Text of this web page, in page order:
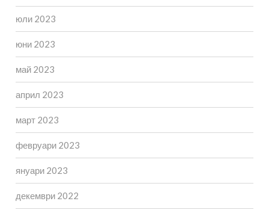
юли 2023
юни 2023
май 2023
април 2023
март 2023
февруари 2023
януари 2023
декември 2022